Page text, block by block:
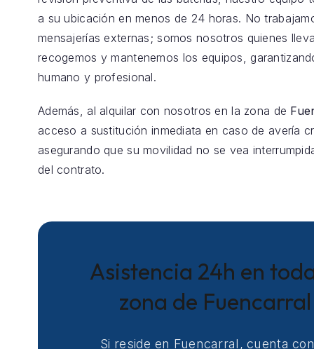
a su ubicación en menos de 24 horas. No
mensajerías externas; somos nosotros quienes
recogemos y mantenemos los equipos,
humano y profesional.
Además, al alquilar con nosotros en la zona de
acceso a sustitución inmediata en caso de avería
asegurando que su movilidad no se vea
del contrato.
Asistencia 24h en
zona de Fuencarral
Si reside en Fuencarral, cuenta